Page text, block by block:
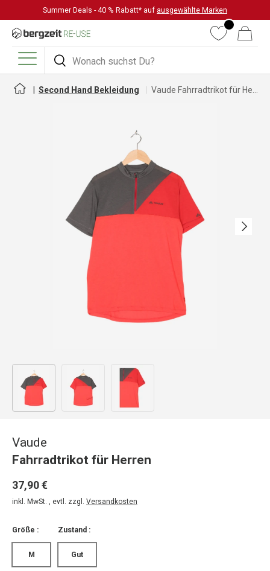
DIREKT ZUM INHALT
Summer Deals - 40 % Rabatt* auf ausgewählte Marken
Suchen
Suchen
WunschlisteWarenkorb
Menü
Second Hand Bekleidung
Nächste
Bild 1 in Galerieansicht laden
Vaude
Fahrradtrikot für Herren
37,90 €
inkl. MwSt. , evtl. zzgl. Versandkosten
Größe :
M
Zustand :
Gut